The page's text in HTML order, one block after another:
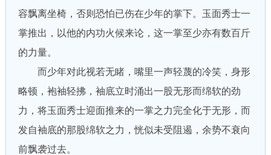
容飘离坐椅，否则恐怕已伤在少年的掌下。玉面秀士一
掌推出，以他的内功火候来论，这一掌至少亦有数百斤
的力量。
而少年对此视若无睹，嘴里一声轻蔑的冷笑，身形
略顿，袍袖轻拂，袖底立时涌出一股无形而绵软的劲
力，将玉面秀士迎面推来的一掌之力完全化于无形，而
发自袖底的那股绵软之力，恍似未受阻遏，余势不衰向
前飘袭过去。